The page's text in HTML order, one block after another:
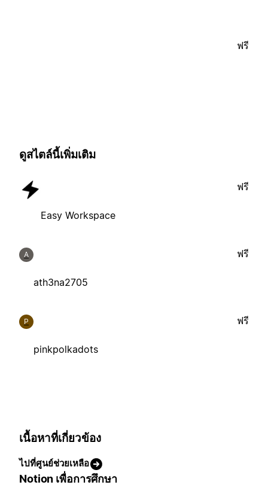
ฟรี
ดูสไตล์นี้เพิ่มเติม
Easy Workspace
ฟรี
A
ath3na2705
ฟรี
P
pinkpolkadots
ฟรี
เนื้อหาที่เกี่ยวข้อง
ไปที่ศูนย์ช่วยเหลือ
Notion เพื่อการศึกษา